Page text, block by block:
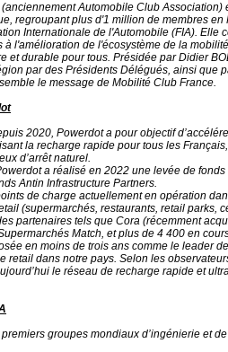
Automobile Club Association)
regroupant plus d'1 million de membres en
Internationale de l'Automobile (FIA). Elle
à l'amélioration de l'écosystème de la
et durable pour tous. Présidée par Didier
par des Présidents Délégués, ainsi que
le message de Mobilité Club France.
2020, Powerdot a pour objectif
la recharge rapide pour tous les
d’arrêt naturel.
a réalisé en 2022 une levée de
Antin Infrastructure Partners.
de charge actuellement en opération
(supermarchés, restaurants, retail parks,
partenaires tels que Cora (récemment
Match, et plus de 4 400 en
en moins de trois ans comme le leader
retail dans notre pays. Selon les
le réseau de recharge rapide et
premiers groupes mondiaux d’ingénierie et